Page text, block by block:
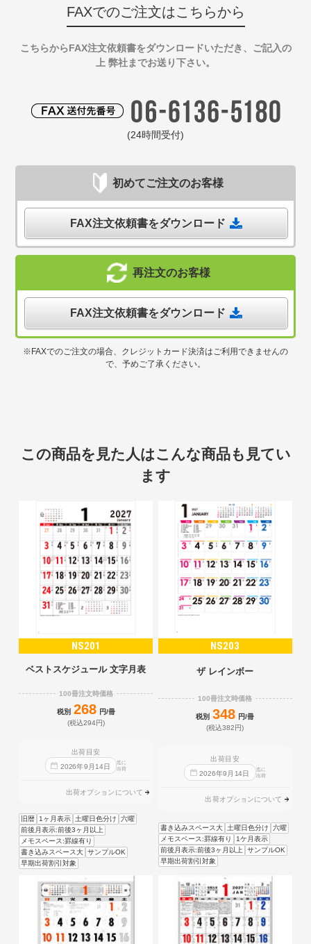
FAXでのご注文はこちらから
こちらからFAX注文依頼書をダウンロードいただき、ご記入の
上 弊社までお送り下さい。
(24時間受付)
初めてご注文のお客様
FAX注文依頼書をダウンロード
再注文のお客様
FAX注文依頼書をダウンロード
※FAXでのご注文の場合、クレジットカード決済はご利用できませんの
で、予めご了承ください。
この商品を見た人はこんな商品も見てい
ます
NS201
ベストスケジュール 文字月表
100冊注文時価格
税別 268 円/冊
(税込294円)
出荷目安
2026年9 月 14日
迄に
出荷
出荷オプションについて
旧暦 1ヶ月表示 土曜日色分け
六曜
前後月表示:前後3ヶ月以上
メモスペース:罫線有り
書き込みスペース大 サンプルOK
早期出荷割引対象
NS203
ザ レインボー
100冊注文時価格
税別 348 円/冊
(税込382円)
出荷目安
2026年9 月 14日
迄に
出荷
出荷オプションについて
書き込みスペース大 土曜日色分け
六曜
メモスペース:罫線有り
1ケ月表示
前後月表示:前後3ヶ月以上
サンプルOK
早期出荷割引対象